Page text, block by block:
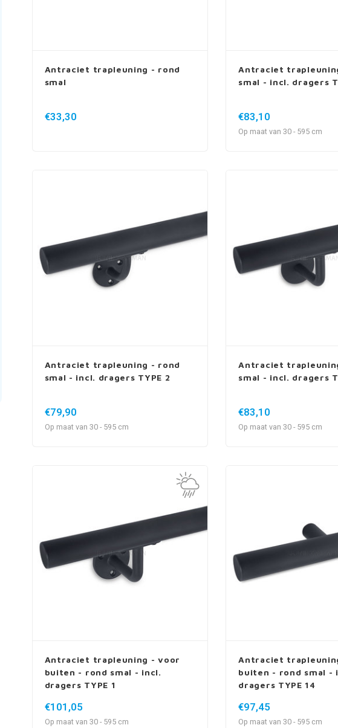
Antraciet trapleuning - rond
smal
€33,30
Antraciet
smal - incl. dragers
€83,10
Op maat van 30 - 595 cm
Antraciet trapleuning - rond
smal - incl. dragers TYPE 2
€79,90
Op maat van 30 - 595 cm
Antraciet
smal - incl. dragers
€83,10
Op maat van 30 - 595 cm
Antraciet trapleuning - voor
buiten - rond smal - incl.
dragers TYPE 1
€101,05
Op maat van 30 - 595 cm
Antraciet
buiten - rond smal -
dragers TYPE 14
€97,45
Op maat van 30 - 595 cm